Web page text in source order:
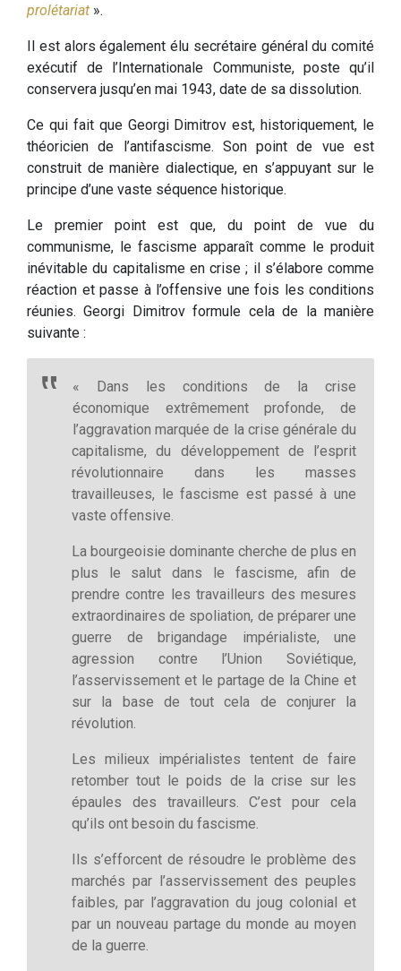
prolétariat ».
Il est alors également élu secrétaire général du comité
exécutif de l’Internationale Communiste, poste qu’il
conservera jusqu’en mai 1943, date de sa dissolution.
Ce qui fait que Georgi Dimitrov est, historiquement, le
théoricien de l’antifascisme. Son point de vue est
construit de manière dialectique, en s’appuyant sur le
principe d’une vaste séquence historique.
Le premier point est que, du point de vue du
communisme, le fascisme apparaît comme le produit
inévitable du capitalisme en crise ; il s’élabore comme
réaction et passe à l’offensive une fois les conditions
réunies. Georgi Dimitrov formule cela de la manière
suivante :
« Dans les conditions de la crise
économique extrêmement profonde, de
l’aggravation marquée de la crise générale du
capitalisme, du développement de l’esprit
révolutionnaire dans les masses
travailleuses, le fascisme est passé à une
vaste offensive.
La bourgeoisie dominante cherche de plus en
plus le salut dans le fascisme, afin de
prendre contre les travailleurs des mesures
extraordinaires de spoliation, de préparer une
guerre de brigandage impérialiste, une
agression contre l’Union Soviétique,
l’asservissement et le partage de la Chine et
sur la base de tout cela de conjurer la
révolution.
Les milieux impérialistes tentent de faire
retomber tout le poids de la crise sur les
épaules des travailleurs. C’est pour cela
qu’ils ont besoin du fascisme.
Ils s’efforcent de résoudre le problème des
marchés par l’asservissement des peuples
faibles, par l’aggravation du joug colonial et
par un nouveau partage du monde au moyen
de la guerre.